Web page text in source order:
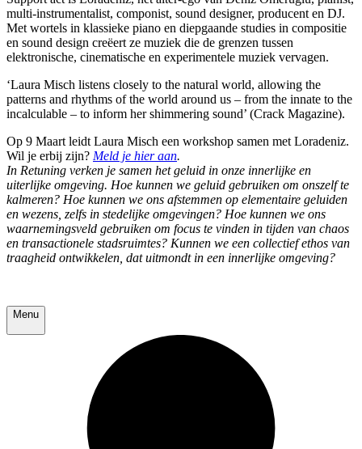
multi-instrumentalist, componist, sound designer, producent en DJ.
Met wortels in klassieke piano en diepgaande studies in compositie
en sound design creëert ze muziek die de grenzen tussen
elektronische, cinematische en experimentele muziek vervagen.
‘Laura Misch listens closely to the natural world, allowing the
patterns and rhythms of the world around us – from the innate to the
incalculable – to inform her shimmering sound’ (Crack Magazine).
Op 9 Maart leidt Laura Misch een workshop samen met Loradeniz.
Wil je erbij zijn? Meld je hier aan.
In Retuning verken je samen het geluid in onze innerlijke en
uiterlijke omgeving. Hoe kunnen we geluid gebruiken om onszelf te
kalmeren? Hoe kunnen we ons afstemmen op elementaire geluiden
en wezens, zelfs in stedelijke omgevingen? Hoe kunnen we ons
waarnemingsveld gebruiken om focus te vinden in tijden van chaos
en transactionele stadsruimtes? Kunnen we een collectief ethos van
traagheid ontwikkelen, dat uitmondt in een innerlijke omgeving?
Menu